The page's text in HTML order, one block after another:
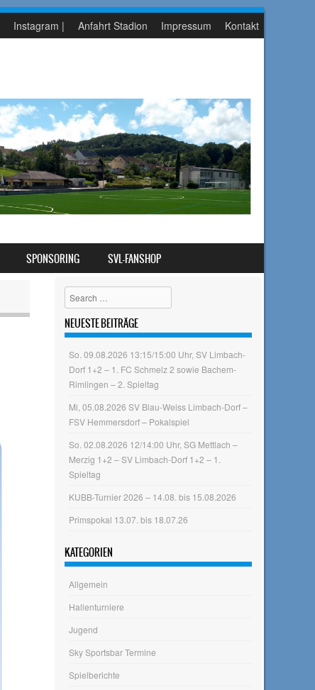
Instagram | Anfahrt Stadion Impressum Kontakt
SPONSORING SVL-FANSHOP
Search
NEUESTE BEITRÄGE
So. 09.08.2026 13:15/15:00 Uhr, SV Limbach-
Dorf 1+2 – 1. FC Schmelz 2 sowie Bachem-
Rimlingen – 2. Spieltag
Mi, 05.08.2026 SV Blau-Weiss Limbach-Dorf –
FSV Hemmersdorf – Pokalspiel
So. 02.08.2026 12/14:00 Uhr, SG Mettlach –
Merzig 1+2 – SV Limbach-Dorf 1+2 – 1.
Spieltag
KUBB-Turnier 2026 – 14.08. bis 15.08.2026
Primspokal 13.07. bis 18.07.26
KATEGORIEN
Allgemein
Hallenturniere
Jugend
Sky Sportsbar Termine
Spielberichte